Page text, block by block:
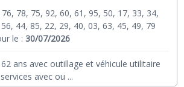
78, 75, 92, 60, 61, 95, 50, 17, 33, 34,
44, 85, 22, 29, 40, 03, 63, 45, 49, 79
le :30/07/2026
ans avec outillage et véhicule utilitaire
avec ou ...